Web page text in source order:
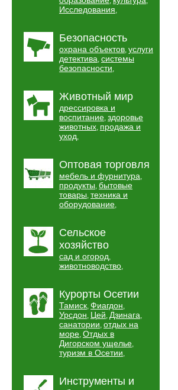
Исследования,
Безопасность
охрана объектов, услуги
детектива, системы
безопасности,
Животный мир
дрессировка и
воспитание, здоровье
животных, продажа и
уход,
Оптовая торговля
мебель и фурнитура,
продукты, бытовые
товары, техника и
оборудование,
Сельское
хозяйство
сад и огород,
животноводство,
Курорты Осетии
Тамиск, Фиагдон,
Урсдон, Цей, Дзинага,
санатории, отдых на
море, Отдых в
Дигорском ущелье,
туризм в Осетии,
Инструменты и